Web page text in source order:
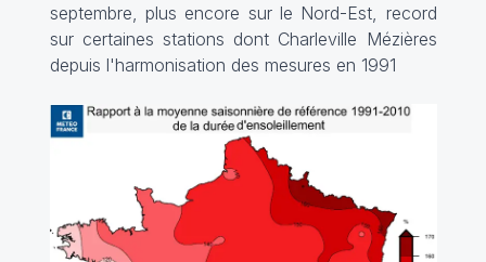
septembre, plus encore sur le Nord-Est, record
sur certaines stations dont Charleville Mézières
depuis l'harmonisation des mesures en 1991